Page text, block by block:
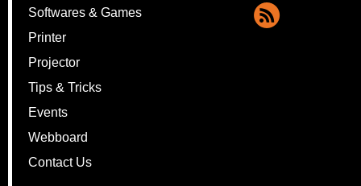
Softwares & Games
Printer
Projector
Tips & Tricks
Events
Webboard
Contact Us